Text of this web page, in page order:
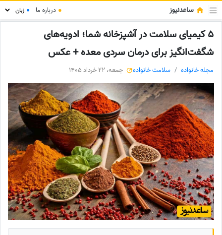
ساعدنیوز ● درباره ما ●
5 کیمیای سلامت در آشپزخانه شما؛ ادویه‌های
شگفت‌انگیز برای درمان سردی معده + عکس
مجله خانواده سلامت خانواده جمعه، 22 خرداد 1405